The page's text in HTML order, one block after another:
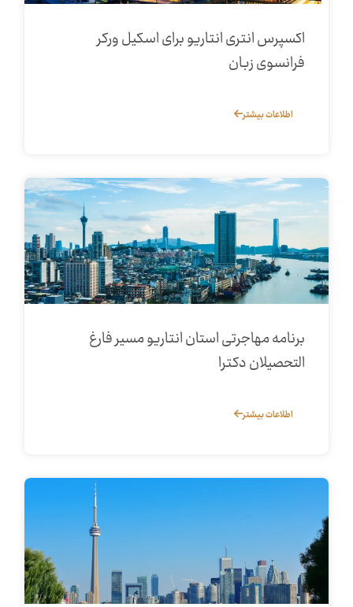
اکسپرس انتری انتاریو برای اسکیل ورکر
فرانسوی‌ زبان
اطلاعات بیشتر
برنامه مهاجرتی استان انتاریو مسیر فارغ‌
التحصیلان دکترا
اطلاعات بیشتر